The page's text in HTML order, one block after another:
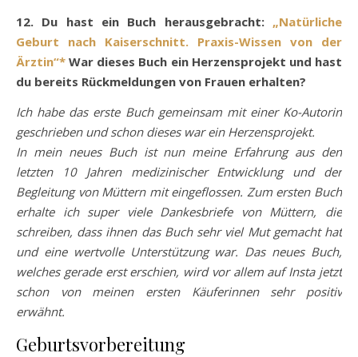
12. Du hast ein Buch herausgebracht: „Natürliche
Geburt nach Kaiserschnitt. Praxis-Wissen von der
Ärztin“* War dieses Buch ein Herzensprojekt und hast
du bereits Rückmeldungen von Frauen erhalten?
Ich habe das erste Buch gemeinsam mit einer Ko-Autorin
geschrieben und schon dieses war ein Herzensprojekt.
In mein neues Buch ist nun meine Erfahrung aus den
letzten 10 Jahren medizinischer Entwicklung und der
Begleitung von Müttern mit eingeflossen. Zum ersten Buch
erhalte ich super viele Dankesbriefe von Müttern, die
schreiben, dass ihnen das Buch sehr viel Mut gemacht hat
und eine wertvolle Unterstützung war. Das neues Buch,
welches gerade erst erschien, wird vor allem auf Insta jetzt
schon von meinen ersten Käuferinnen sehr positiv
erwähnt.
Geburtsvorbereitung